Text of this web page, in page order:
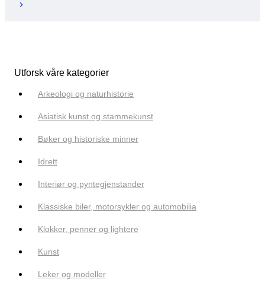
Utforsk våre kategorier
Arkeologi og naturhistorie
Asiatisk kunst og stammekunst
Bøker og historiske minner
Idrett
Interiør og pyntegjenstander
Klassiske biler, motorsykler og automobilia
Klokker, penner og lightere
Kunst
Leker og modeller